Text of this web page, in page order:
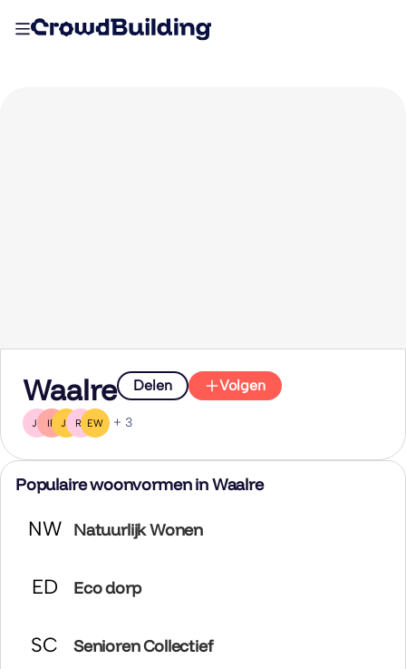
Waalre Delen Volgen
JB IR JS RF EW + 3
Populaire woonvormen in Waalre
NW Natuurlijk Wonen
ED Eco dorp
SC Senioren Collectief